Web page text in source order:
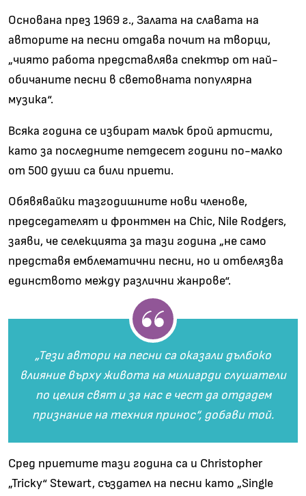
Основана през 1969 г., Залата на славата на
авторите на песни отдава почит на творци,
„чиято работа представлява спектър от най-
обичаните песни в световната популярна
музика“.
Всяка година се избират малък брой артисти,
като за последните петдесет години по-малко
от 500 души са били приети.
Обявявайки тазгодишните нови членове,
председателят и фронтмен на Chic, Nile Rodgers,
заяви, че селекцията за тази година „не само
представя емблематични песни, но и отбелязва
единството между различни жанрове“.
„Тези автори на песни са оказали дълбоко
влияние върху живота на милиарди слушатели
по целия свят и за нас е чест да отдадем
признание на техния принос“, добави той.
Сред приетите тази година са и Christopher
„Tricky“ Stewart, създател на песни като „Single